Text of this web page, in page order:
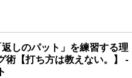
しのパット」を練習する理
術【打ち方は教えない。】 -